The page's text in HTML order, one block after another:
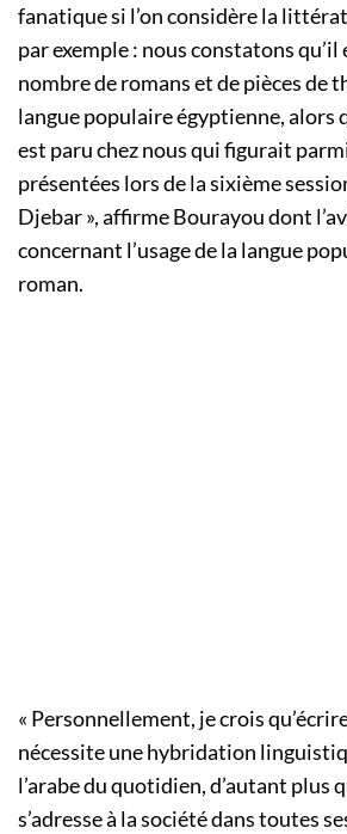
fanatique si l’on considère la
par exemple : nous constatons
nombre de romans et de pièces de
langue populaire égyptienne, alors
est paru chez nous qui figurait
présentées lors de la sixième
Djebar », affirme Bourayou dont
concernant l’usage de la langue
roman.
« Personnellement, je crois
nécessite une hybridation
l’arabe du quotidien, d’autant plus
s’adresse à la société dans toutes